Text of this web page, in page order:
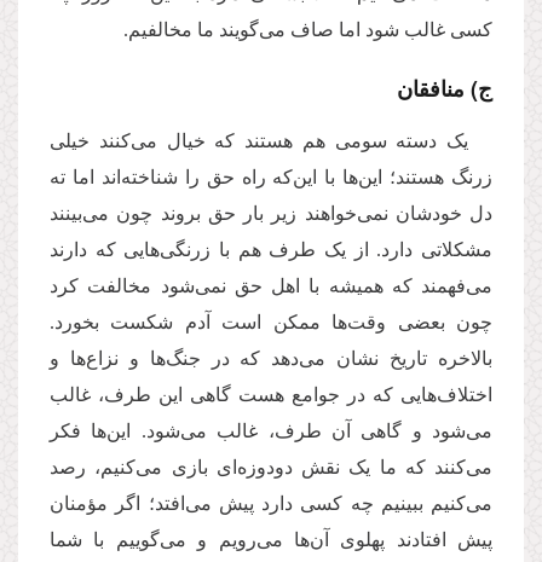
کسی غالب شود اما صاف می‌گویند ما مخالفیم.
ج) منافقان
یک دسته سومی هم هستند که خیال می‌کنند خیلی
زرنگ هستند؛ این‌ها با این‌که راه حق را شناخته‌اند اما ته
دل خودشان نمی‌خواهند زیر بار حق بروند چون می‌بینند
مشکلاتی دارد. از یک طرف هم با زرنگی‌هایی که دارند
می‌فهمند که همیشه با اهل حق نمی‌شود مخالفت کرد
چون بعضی وقت‌ها ممکن است آدم شکست بخورد.
بالاخره تاریخ نشان می‌دهد که در جنگ‌ها و نزاع‌ها و
اختلاف‌هایی که در جوامع هست گاهی این طرف، غالب
می‌شود و گاهی آن طرف، غالب می‌شود. این‌ها فکر
می‌کنند که ما یک نقش دودوزه‌ای بازی می‌کنیم، رصد
می‌کنیم ببینیم چه کسی دارد پیش می‌افتد؛ اگر مؤمنان
پیش افتادند پهلوی آن‌ها می‌رویم و می‌گوییم با شما